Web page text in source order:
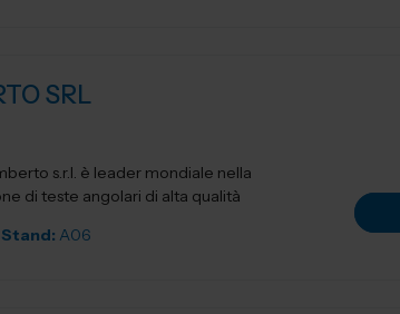
SRL
s.r.l. è leader mondiale nella
di teste angolari di alta qualità
Stand: A06